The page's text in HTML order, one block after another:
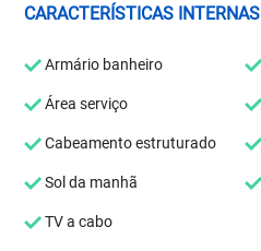
CARACTERÍSTICAS INTERNAS
Armário banheiro
Área serviço
Cabeamento estruturado
Sol da manhã
TV a cabo